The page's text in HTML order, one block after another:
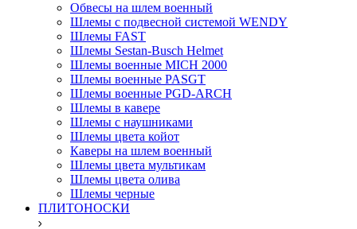
Обвесы на шлем военный
Шлемы c подвесной системой WENDY
Шлемы FAST
Шлемы Sestan-Busch Helmet
Шлемы военные MICH 2000
Шлемы военные PASGT
Шлемы военные PGD-ARCH
Шлемы в кавере
Шлемы с наушниками
Шлемы цвета койот
Каверы на шлем военный
Шлемы цвета мультикам
Шлемы цвета олива
Шлемы черные
ПЛИТОНОСКИ